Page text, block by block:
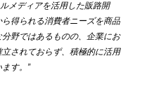
メディアを活用した販路開
得られる消費者ニーズを商品
野ではあるものの、企業にお
されておらず、積極的に活用
す。”